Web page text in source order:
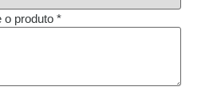
o produto *